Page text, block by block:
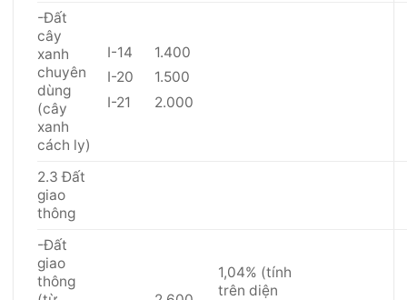
-Đất
cây
xanh
chuyên
dùng
(cây
xanh
cách ly)
I-14
I-20
I-21
1.400
1.500
2.000
2.3 Đất
giao
thông
-Đất
giao
thông
1,04% (tính
trên diện